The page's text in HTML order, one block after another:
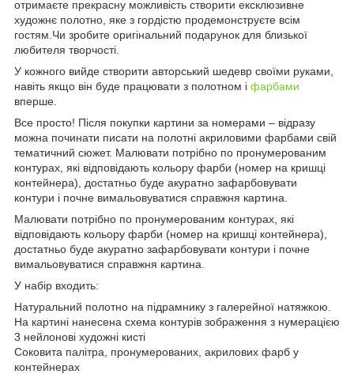
отримаєте прекрасну можливість створити ексклюзивне
художнє полотно, яке з гордістю продемонструєте всім
гостям.Чи зробите оригінальний подарунок для близької
любителя творчості.
У кожного вийде створити авторський шедевр своїми руками,
навіть якщо він буде працювати з полотном і фарбами
вперше.
Все просто! Після покупки картини за номерами – відразу
можна починати писати на полотні акриловими фарбами свій
тематичний сюжет. Малювати потрібно по пронумерованим
контурах, які відповідають кольору фарби (номер на кришці
контейнера), достатньо буде акуратно зафарбовувати
контури і почне вимальовуватися справжня картина.
Малювати потрібно по пронумерованим контурах, які
відповідають кольору фарби (номер на кришці контейнера),
достатньо буде акуратно зафарбовувати контури і почне
вимальовуватися справжня картина.
У набір входить:
Натуральний полотно на підрамнику з галерейної натяжкою.
На картині нанесена схема контурів зображення з нумерацією
3 нейлонові художні кисті
Соковита палітра, пронумерованих, акрилових фарб у
контейнерах